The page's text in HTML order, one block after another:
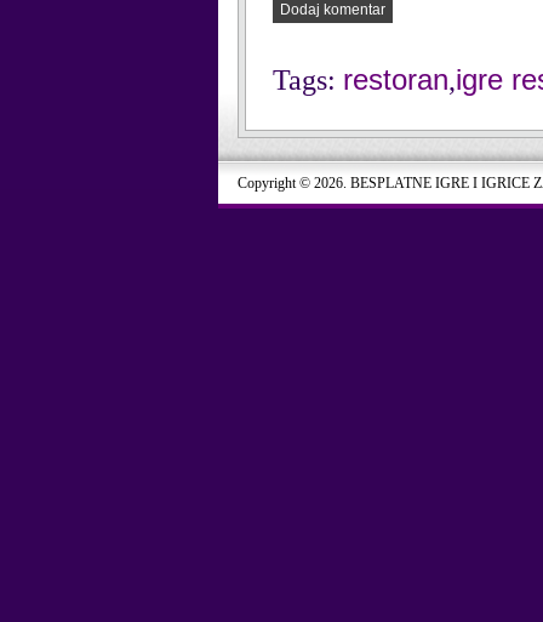
Dodaj komentar
Tags: restoran,igre
Copyright © 2026. BESPLATNE IGRE I IGRICE